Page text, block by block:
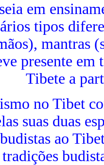
em
tipos
mantras
presente
Tibete a
no Tibet
suas duas
ao